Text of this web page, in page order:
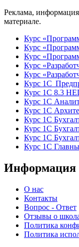
Реклама,
материале.
Курс
Курс
Курс
Курс
Курс
Курс 1С
Курс 1С 8.3
Курс 1С
Курс 1С
Курс 1С
Курс 1С
Курс 1С
Курс 1С
Информация
О нас
Контакты
Вопрос - Ответ
Отзывы о
Политика
Политика